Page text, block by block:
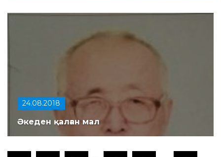
24.08.2018
Әкеден қалған мал